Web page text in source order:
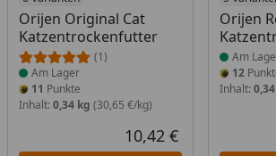
Orijen Original Cat
Katzentrockenfutter
(1)
Am Lager
11 Punkte
Inhalt: 0,34 kg (30,65 €/kg)
Aktueller Preis
10,42 €
Orijen
Am
12
Inhalt: